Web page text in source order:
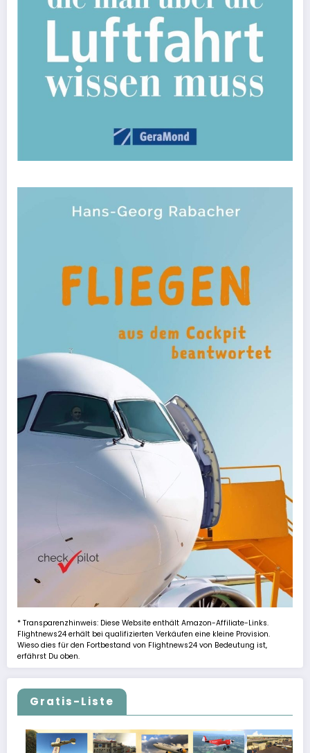
* Transparenzhinweis: Diese Website enthält Amazon-Affiliate-Links.
Flightnews24 erhält bei qualifizierten Verkäufen eine kleine Provision.
Wieso dies für den Fortbestand von Flightnews24 von Bedeutung ist,
erfährst Du oben.
Gratis-Liste